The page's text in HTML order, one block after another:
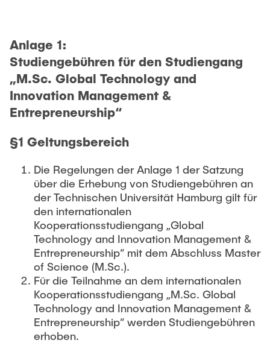
Anlage 1:
Studiengebühren für den Studiengang
„M.Sc. Global Technology and
Innovation Management &
Entrepreneurship“
§1 Geltungsbereich
Die Regelungen der Anlage 1 der Satzung
über die Erhebung von Studiengebühren an
der Technischen Universität Hamburg gilt für
den internationalen
Kooperationsstudiengang „Global
Technology and Innovation Management &
Entrepreneurship“ mit dem Abschluss Master
of Science (M.Sc.).
Für die Teilnahme an dem internationalen
Kooperationsstudiengang „M.Sc. Global
Technology and Innovation Management &
Entrepreneurship“ werden Studiengebühren
erhoben.